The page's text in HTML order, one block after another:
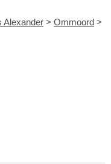
Alexander > Ommoord >